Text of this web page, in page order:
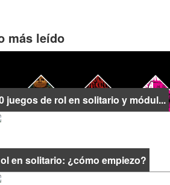
más leído
juegos de rol en solitario y módul...
en solitario: ¿cómo empiezo?